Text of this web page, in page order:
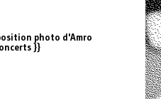
photo d'Amro
}}